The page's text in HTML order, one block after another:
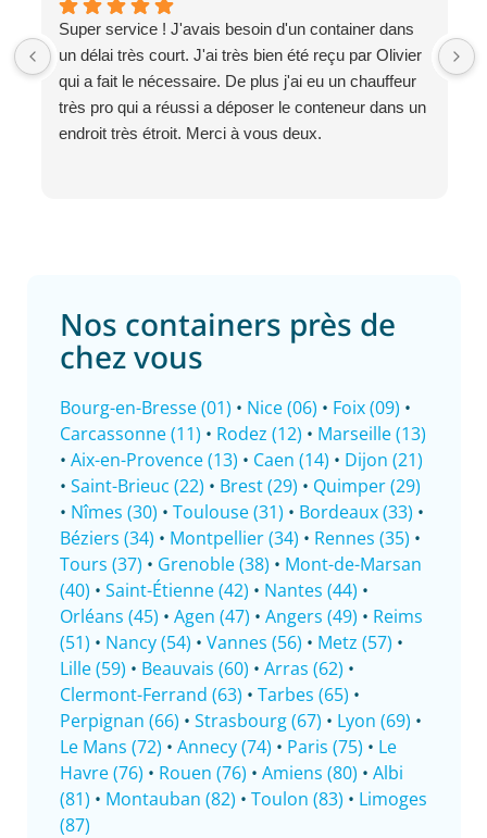
Super service ! J'avais besoin d'un container dans
un délai très court. J'ai très bien été reçu par Olivier
qui a fait le nécessaire. De plus j'ai eu un chauffeur
très pro qui a réussi a déposer le conteneur dans un
endroit très étroit. Merci à vous deux.
Nos containers près de
chez vous
Bourg-en-Bresse (01) • Nice (06) • Foix (09) •
Carcassonne (11) • Rodez (12) • Marseille (13)
• Aix-en-Provence (13) • Caen (14) • Dijon (21)
• Saint-Brieuc (22) • Brest (29) • Quimper (29)
• Nîmes (30) • Toulouse (31) • Bordeaux (33) •
Béziers (34) • Montpellier (34) • Rennes (35) •
Tours (37) • Grenoble (38) • Mont-de-Marsan
(40) • Saint-Étienne (42) • Nantes (44) •
Orléans (45) • Agen (47) • Angers (49) • Reims
(51) • Nancy (54) • Vannes (56) • Metz (57) •
Lille (59) • Beauvais (60) • Arras (62) •
Clermont-Ferrand (63) • Tarbes (65) •
Perpignan (66) • Strasbourg (67) • Lyon (69) •
Le Mans (72) • Annecy (74) • Paris (75) • Le
Havre (76) • Rouen (76) • Amiens (80) • Albi
(81) • Montauban (82) • Toulon (83) • Limoges
(87)